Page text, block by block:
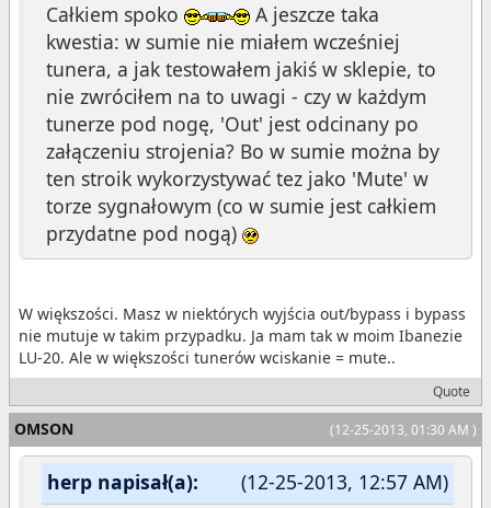
Całkiem spoko
A jeszcze taka
kwestia: w sumie nie miałem wcześniej
tunera, a jak testowałem jakiś w sklepie, to
nie zwróciłem na to uwagi - czy w każdym
tunerze pod nogę, 'Out' jest odcinany po
załączeniu strojenia? Bo w sumie można by
ten stroik wykorzystywać tez jako 'Mute' w
torze sygnałowym (co w sumie jest całkiem
przydatne pod nogą)
W większości. Masz w niektórych wyjścia out/bypass i bypass
nie mutuje w takim przypadku. Ja mam tak w moim Ibanezie
LU-20. Ale w większości tunerów wciskanie = mute..
Quote
(12-25-2013, 01:30 AM )
OMSON
(12-25-2013, 12:57 AM)
herp napisał(a):